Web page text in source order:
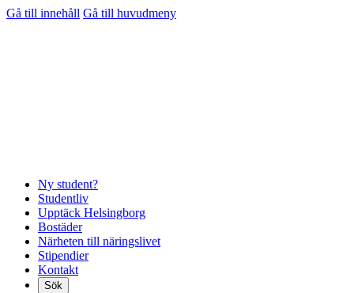
Gå till innehåll Gå till huvudmeny
Ny student?
Studentliv
Upptäck Helsingborg
Bostäder
Närheten till näringslivet
Stipendier
Kontakt
Sök